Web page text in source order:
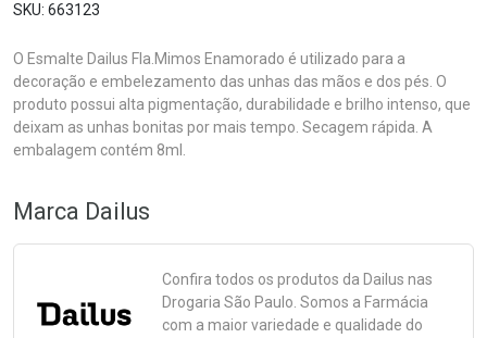
663123
O Esmalte Dailus Fla.Mimos Enamorado é utilizado para a
decoração e embelezamento das unhas das mãos e dos pés. O
produto possui alta pigmentação, durabilidade e brilho intenso, que
deixam as unhas bonitas por mais tempo. Secagem rápida. A
embalagem contém 8ml.
Marca Dailus
Confira todos os produtos da Dailus nas
Drogaria São Paulo. Somos a Farmácia
com a maior variedade e qualidade do